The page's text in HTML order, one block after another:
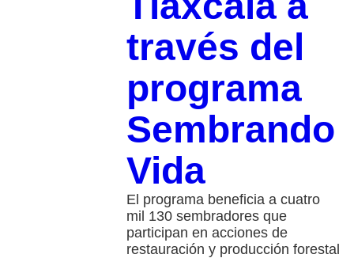
través del
programa
Sembrando
Vida
El programa beneficia a cuatro
mil 130 sembradores que
participan en acciones de
restauración y producción forestal